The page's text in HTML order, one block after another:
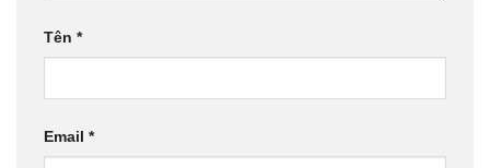
Tên *
Email *